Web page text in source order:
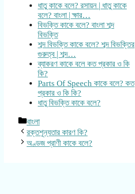
ধাতু কাকে বলে? রসায়ন | ধাতু কাকে
বলে? বাংলা | ক্ষার…
বিভক্তি কাকে বলে? বাংলা শব্দ
বিভক্তি
শব্দ বিভক্তি কাকে বলে? শব্দ বিভক্তির
গুরুত্ব | শব্দ…
ব্যাকরণ কাকে বলে কত প্রকার ও কি
কি?
Parts Of Speech কাকে বলে? কত
প্রকার ও কি কি?
ধাতু বিভক্তি কাকে বলে?
Categories
বাংলা
রক্তশূন্যতার কারণ কি?
অণ্ডজ প্রাণী কাকে বলে?